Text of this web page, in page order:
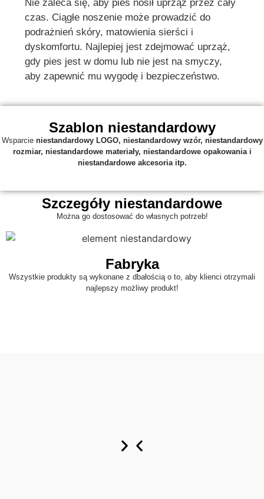
Nie zaleca się, aby pies nosił uprząż przez cały
czas. Ciągłe noszenie może prowadzić do
podrażnień skóry, matowienia sierści i
dyskomfortu. Najlepiej jest zdejmować uprząż,
gdy pies jest w domu lub nie jest na smyczy,
aby zapewnić mu wygodę i bezpieczeństwo.
Szablon niestandardowy
Wsparcie niestandardowy LOGO, niestandardowy wzór, niestandardowy
rozmiar, niestandardowe materiały, niestandardowe opakowania i
niestandardowe akcesoria itp.
Szczegóły niestandardowe
Można go dostosować do własnych potrzeb!
Fabryka
Wszystkie produkty są wykonane z dbałością o to, aby klienci otrzymali
najlepszy możliwy produkt!